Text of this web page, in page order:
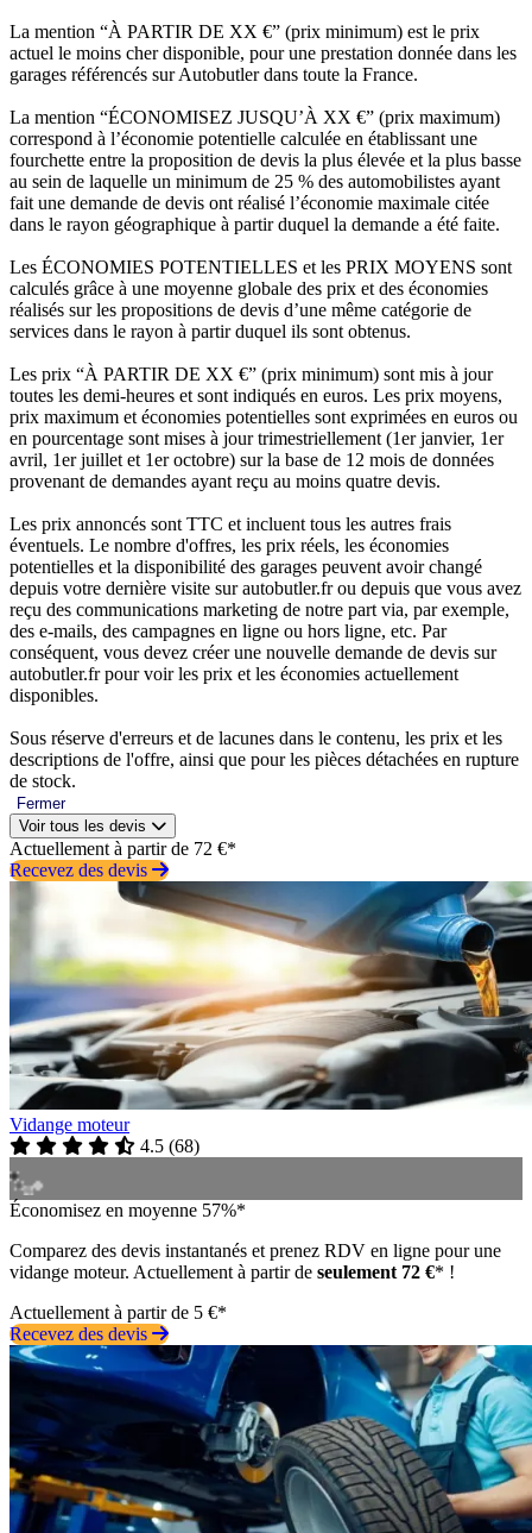
La mention “À PARTIR DE XX €” (prix minimum) est le prix
actuel le moins cher disponible, pour une prestation donnée dans les
garages référencés sur Autobutler dans toute la France.
La mention “ÉCONOMISEZ JUSQU’À XX €” (prix maximum)
correspond à l’économie potentielle calculée en établissant une
fourchette entre la proposition de devis la plus élevée et la plus basse
au sein de laquelle un minimum de 25 % des automobilistes ayant
fait une demande de devis ont réalisé l’économie maximale citée
dans le rayon géographique à partir duquel la demande a été faite.
Les ÉCONOMIES POTENTIELLES et les PRIX MOYENS sont
calculés grâce à une moyenne globale des prix et des économies
réalisés sur les propositions de devis d’une même catégorie de
services dans le rayon à partir duquel ils sont obtenus.
Les prix “À PARTIR DE XX €” (prix minimum) sont mis à jour
toutes les demi-heures et sont indiqués en euros. Les prix moyens,
prix maximum et économies potentielles sont exprimées en euros ou
en pourcentage sont mises à jour trimestriellement (1er janvier, 1er
avril, 1er juillet et 1er octobre) sur la base de 12 mois de données
provenant de demandes ayant reçu au moins quatre devis.
Les prix annoncés sont TTC et incluent tous les autres frais
éventuels. Le nombre d'offres, les prix réels, les économies
potentielles et la disponibilité des garages peuvent avoir changé
depuis votre dernière visite sur autobutler.fr ou depuis que vous avez
reçu des communications marketing de notre part via, par exemple,
des e-mails, des campagnes en ligne ou hors ligne, etc. Par
conséquent, vous devez créer une nouvelle demande de devis sur
autobutler.fr pour voir les prix et les économies actuellement
disponibles.
Sous réserve d'erreurs et de lacunes dans le contenu, les prix et les
descriptions de l'offre, ainsi que pour les pièces détachées en rupture
de stock.
Fermer
Voir tous les devis
Actuellement à partir de 72 €*
Recevez des devis
Vidange moteur
4.5 (68)
Économisez en moyenne 57%*
Comparez des devis instantanés et prenez RDV en ligne pour une
vidange moteur. Actuellement à partir de seulement 72 €* !
Actuellement à partir de 5 €*
Recevez des devis